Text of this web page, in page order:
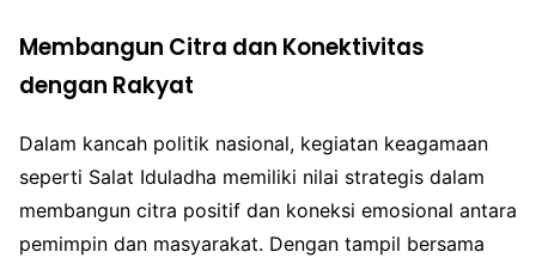
Membangun Citra dan Konektivitas
dengan Rakyat
Dalam kancah politik nasional, kegiatan keagamaan
seperti Salat Iduladha memiliki nilai strategis dalam
membangun citra positif dan koneksi emosional antara
pemimpin dan masyarakat. Dengan tampil bersama